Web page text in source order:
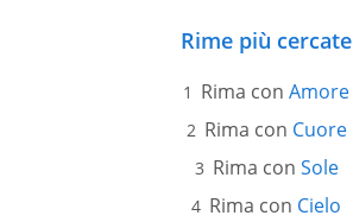
Rime più cercate
Rima con Amore
Rima con Cuore
Rima con Sole
Rima con Cielo